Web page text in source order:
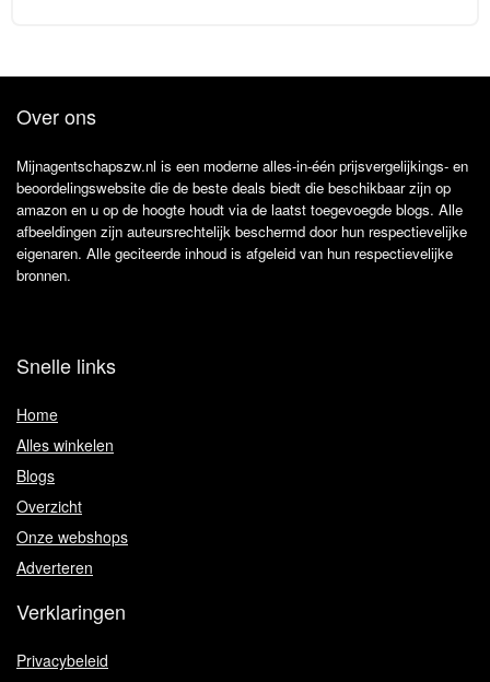
Over ons
Mijnagentschapszw.nl is een moderne alles-in-één prijsvergelijkings- en
beoordelingswebsite die de beste deals biedt die beschikbaar zijn op
amazon en u op de hoogte houdt via de laatst toegevoegde blogs. Alle
afbeeldingen zijn auteursrechtelijk beschermd door hun respectievelijke
eigenaren. Alle geciteerde inhoud is afgeleid van hun respectievelijke
bronnen.
Snelle links
Home
Alles winkelen
Blogs
Overzicht
Onze webshops
Adverteren
Verklaringen
Privacybeleid